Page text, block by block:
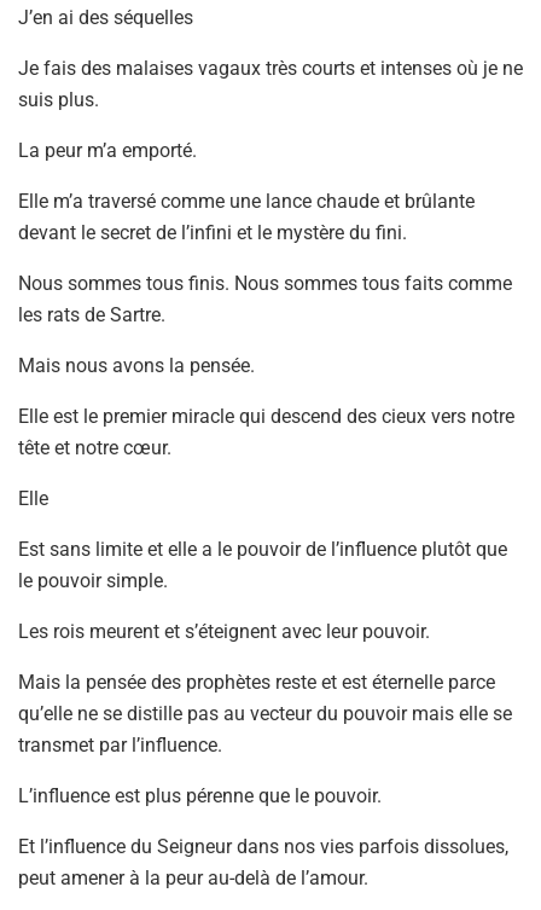
J’en ai des séquelles
Je fais des malaises vagaux très courts et intenses où je ne
suis plus.
La peur m’a emporté.
Elle m’a traversé comme une lance chaude et brûlante
devant le secret de l’infini et le mystère du fini.
Nous sommes tous finis. Nous sommes tous faits comme
les rats de Sartre.
Mais nous avons la pensée.
Elle est le premier miracle qui descend des cieux vers notre
tête et notre cœur.
Elle
Est sans limite et elle a le pouvoir de l’influence plutôt que
le pouvoir simple.
Les rois meurent et s’éteignent avec leur pouvoir.
Mais la pensée des prophètes reste et est éternelle parce
qu’elle ne se distille pas au vecteur du pouvoir mais elle se
transmet par l’influence.
L’influence est plus pérenne que le pouvoir.
Et l’influence du Seigneur dans nos vies parfois dissolues,
peut amener à la peur au-delà de l’amour.